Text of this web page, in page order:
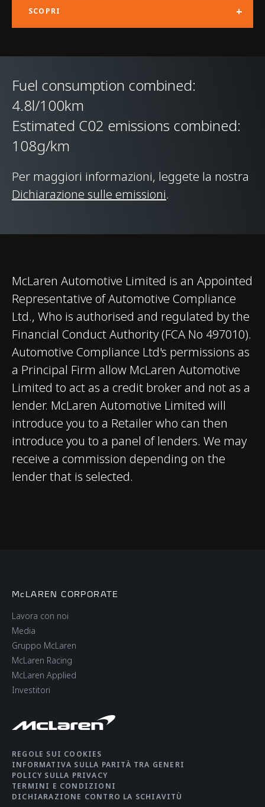
SCOCCA
Architecture (MCLA)
TIPO DI
SOSPENSIONI
Front & Multi-link
Rear, Proactive
DIFFERENZIALE
Electronically Locking
Brakes with 6-Piston
Aluminium Callipers
Front and 4-Piston
Aluminium Callipers
Rear
PESO E DIMENSIONI
CARBURANTE
CAPACITÀ VANO
BAGAGLI
SCOPRI +
Fuel consumption combined:
4.8l/100km
Estimated C02 emissions combined:
108g/km
Per maggiori informazioni, leggete la nostra
Dichiarazione sulle emissioni.
McLaren Automotive Limited is an Appointed
Representative of Automotive Compliance
Ltd., Who is authorised and regulated by the
Financial Conduct Authority (FCA No 497010).
Automotive Compliance Ltd's permissions as
a Principal Firm allow McLaren Automotive
Limited to act as a credit broker and not as a
lender. McLaren Automotive Limited will
introduce you to a Retailer who can then
introduce you to a panel of lenders. We may
receive a commission depending on the
lender that is selected.
McLAREN CORPORATE
Lavora con noi
Media
Gruppo McLaren
McLaren Racing
McLaren Applied
Investitori
REGOLE SUI COOKIES
INFORMATIVA SULLA PARITÀ TRA GENERI
POLICY SULLA PRIVACY
TERMINI E CONDIZIONI
DICHIARAZIONE CONTRO LA SCHIAVITÙ